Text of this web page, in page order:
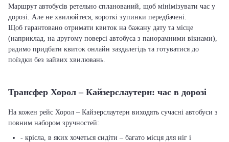
Маршрут автобусів ретельно спланований, щоб мінімізувати час у
дорозі. Але не хвилюйтеся, короткі зупинки передбачені.
Щоб гарантовано отримати квиток на бажану дату та місце
(наприклад, на другому поверсі автобуса з панорамними вікнами),
радимо придбати квиток онлайн заздалегідь та готуватися до
поїздки без зайвих хвилювань.
Трансфер Хорол – Кайзерслаутерн: час в дорозі
На кожен рейс Хорол – Кайзерслаутерн виходять сучасні автобуси з
повним набором зручностей:
- крісла, в яких хочеться сидіти – багато місця для ніг і